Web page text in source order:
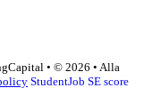
• © 2026 • Alla
StudentJob SE score